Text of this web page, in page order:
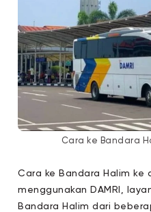
Cara ke Bandara
Cara ke Bandara Halim ke
menggunakan DAMRI,
Bandara Halim dari